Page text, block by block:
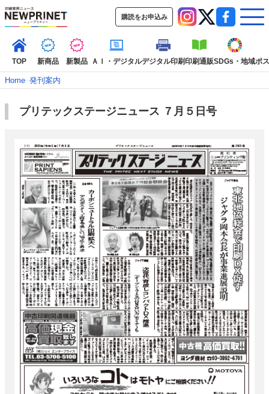
購読をお申込み
TOP 新商品 新製品 ＡＩ・デジタルデジタル印刷印刷通販SDGs・地域ポ
インデックス
インタビュー
コレクション
カテゴリー一覧
新商品 新製品 ＡＩ・デジタル デジタル印刷
印刷通販
SDGs・地域
ポストプレス ビジネス イベント 信用情報
業界
市場・統計
人事・移転・異動・訃報
特集記事カテゴリー一覧
特集・デジタル印刷 アイデアで勝負！ ～多様なビジネス・多彩な商材～
JAPAN PACK 2023 特集
中古印刷機・製本機特集
2022 見える化・MIS特集
2022 検査・校正特集
特集・デジタル印刷 ～ 新成長軌道を描く
発刊案内
JFPI印刷用語集 印刷機材年鑑
Home–発刊案内
プリテックステージニュース ７月５日号